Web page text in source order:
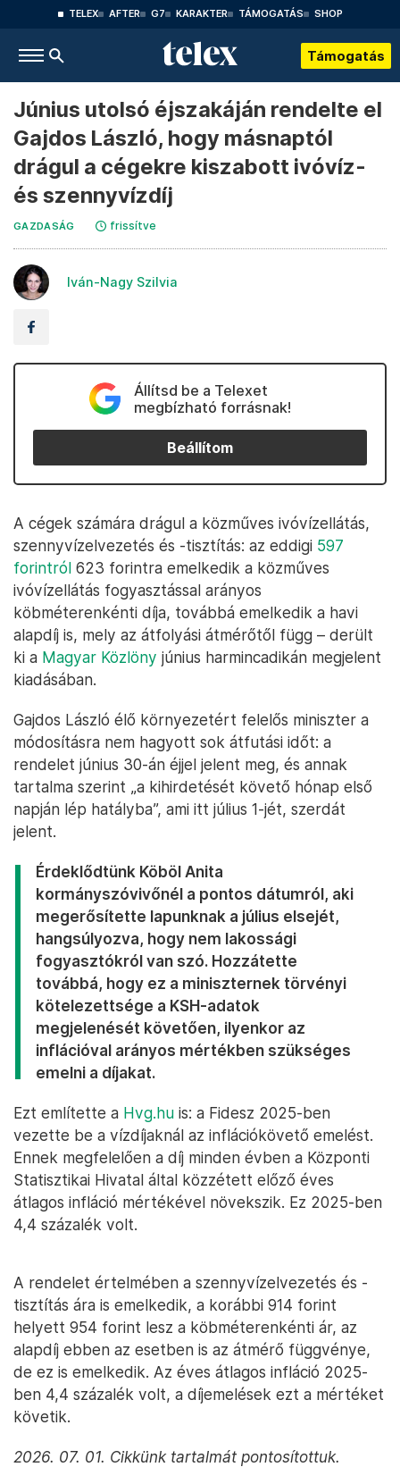
TELEX AFTER G7 KARAKTER TÁMOGATÁS SHOP
Támogatás
Június utolsó éjszakáján rendelte el
Gajdos László, hogy másnaptól
drágul a cégekre kiszabott ivóvíz-
és szennyvízdíj
GAZDASÁG frissítve
Iván-Nagy Szilvia
Állítsd be a Telexet
megbízható forrásnak!
Beállítom
A cégek számára drágul a közműves ivóvízellátás,
szennyvízelvezetés és -tisztítás: az eddigi 597
forintról 623 forintra emelkedik a közműves
ivóvízellátás fogyasztással arányos
köbméterenkénti díja, továbbá emelkedik a havi
alapdíj is, mely az átfolyási átmérőtől függ – derült
ki a Magyar Közlöny június harmincadikán megjelent
kiadásában.
Gajdos László élő környezetért felelős miniszter a
módosításra nem hagyott sok átfutási időt: a
rendelet június 30-án éjjel jelent meg, és annak
tartalma szerint „a kihirdetését követő hónap első
napján lép hatályba”, ami itt július 1-jét, szerdát
jelent.
Érdeklődtünk Köböl Anita
kormányszóvivőnél a pontos dátumról, aki
megerősítette lapunknak a július elsejét,
hangsúlyozva, hogy nem lakossági
fogyasztókról van szó. Hozzátette
továbbá, hogy ez a miniszternek törvényi
kötelezettsége a KSH-adatok
megjelenését követően, ilyenkor az
inflációval arányos mértékben szükséges
emelni a díjakat.
Ezt említette a Hvg.hu is: a Fidesz 2025-ben
vezette be a vízdíjaknál az inflációkövető emelést.
Ennek megfelelően a díj minden évben a Központi
Statisztikai Hivatal által közzétett előző éves
átlagos infláció mértékével növekszik. Ez 2025-ben
4,4 százalék volt.
A rendelet értelmében a szennyvízelvezetés és -
tisztítás ára is emelkedik, a korábbi 914 forint
helyett 954 forint lesz a köbméterenkénti ár, az
alapdíj ebben az esetben is az átmérő függvénye,
de ez is emelkedik. Az éves átlagos infláció 2025-
ben 4,4 százalék volt, a díjemelések ezt a mértéket
követik.
2026. 07. 01. Cikkünk tartalmát pontosítottuk.